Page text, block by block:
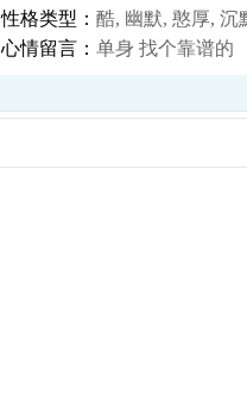
性格类型： 酷, 幽默, 憨厚, 沉
心情留言： 单身 找个靠谱的